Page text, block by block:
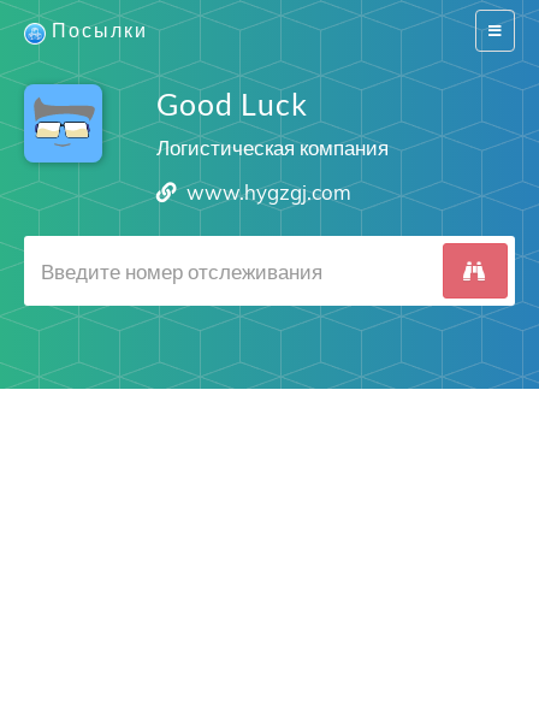
Switch
Посылки
Good Luck
Логистическая компания
www.hygzgj.com